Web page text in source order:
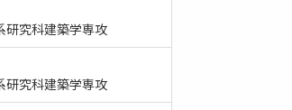
研究科建築学専攻
研究科建築学専攻